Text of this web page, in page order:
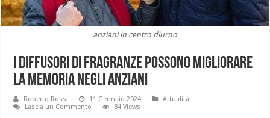
anziani in centro diurno
I diffusori di fragranze possono migliorare
la memoria negli anziani
Roberto Rossi 11 Gennaio 2024
Attualità
Lascia un Commento
84 Views